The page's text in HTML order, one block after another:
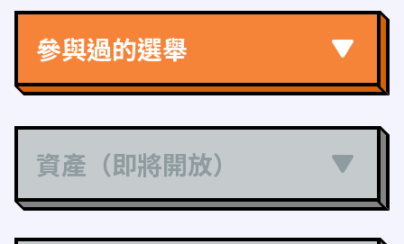
參與過的選舉
資產（即將開放）